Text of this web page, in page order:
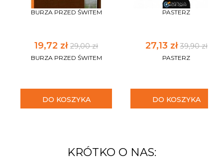
BURZA PRZED ŚWITEM
19,72 zł 29,00 zł
BURZA PRZED ŚWITEM
DO KOSZYKA
PASTERZ
27,13 zł39,90 zł
PASTERZ
DO KOSZYKA
KRÓTKO O NAS: